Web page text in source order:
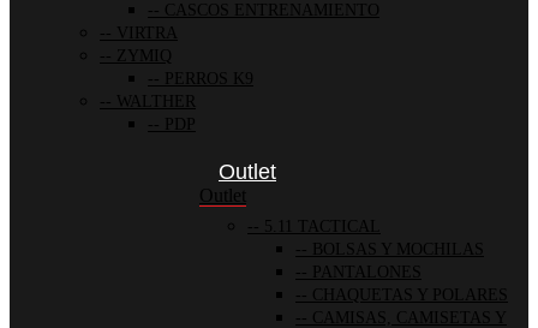
CASCOS ENTRENAMIENTO
VIRTRA
ZYMIQ
PERROS K9
WALTHER
PDP
Outlet
Outlet
5.11 TACTICAL
BOLSAS Y MOCHILAS
PANTALONES
CHAQUETAS Y POLARES
CAMISAS, CAMISETAS Y